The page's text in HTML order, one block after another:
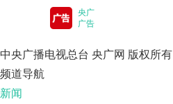
央广
广告
中央广播电视总台 央广网 版权所有
频道导航
新闻